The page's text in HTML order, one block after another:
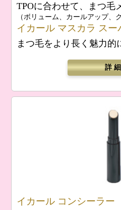
TPOに合わせて、まつ毛
（ボリューム、カールアップ、
イカール マスカラ スー
まつ毛をより長く魅力的
詳 細
イカール コンシーラー